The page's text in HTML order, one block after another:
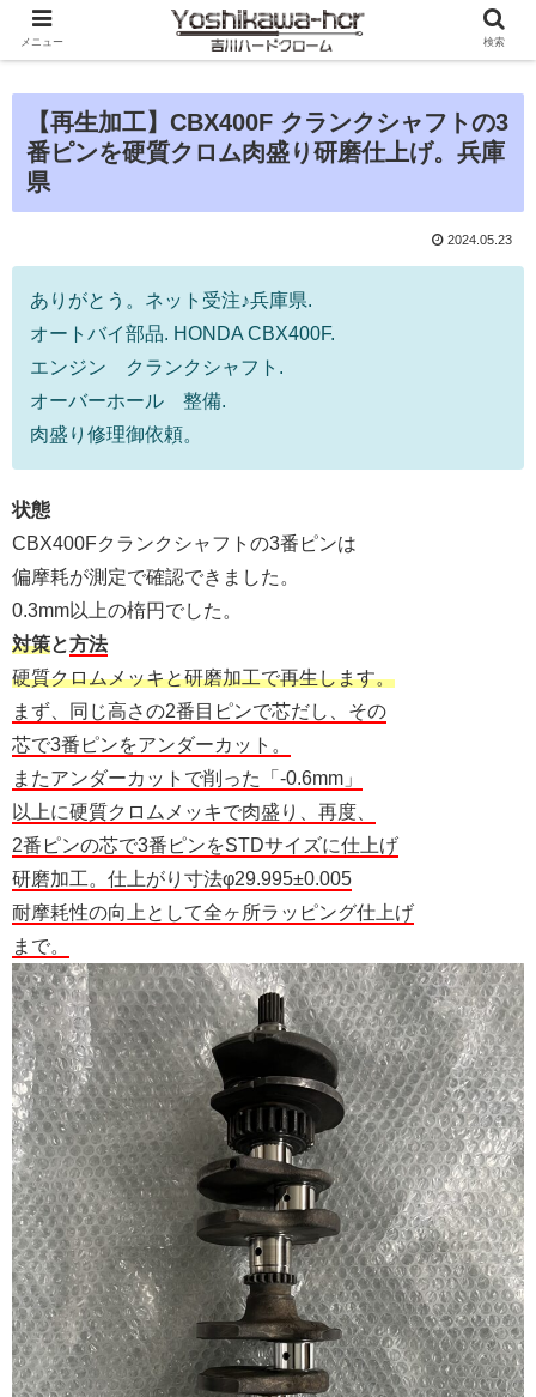
【再生加工】CBX400F クランクシャフトの3
番ピンを硬質クロム肉盛り研磨仕上げ。兵庫
県
2024.05.23
ありがとう。ネット受注♪兵庫県.
オートバイ部品. HONDA CBX400F.
エンジン クランクシャフト.
オーバーホール 整備.
肉盛り修理御依頼。
状態
CBX400Fクランクシャフトの3番ピンは
偏摩耗が測定で確認できました。
0.3mm以上の楕円でした。
対策と方法
硬質クロムメッキと研磨加工で再生します。
まず、同じ高さの2番目ピンで芯だし、その
芯で3番ピンをアンダーカット。
またアンダーカットで削った「-0.6mm」
以上に硬質クロムメッキで肉盛り、再度、
2番ピンの芯で3番ピンをSTDサイズに仕上げ
研磨加工。仕上がり寸法φ29.995±0.005
耐摩耗性の向上として全ヶ所ラッピング仕上げ
まで。
メニュー 検索